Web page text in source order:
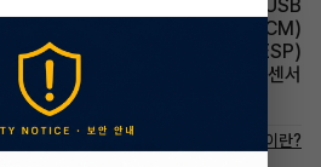
유무선단자 USB
룸미러 전자식 룸미러(ECM)
전 차체자세제어장치(VDC,ESC,ESP)
주차보조 후방감지센서
확인하시기 바랍니다.
저공해차량이란?